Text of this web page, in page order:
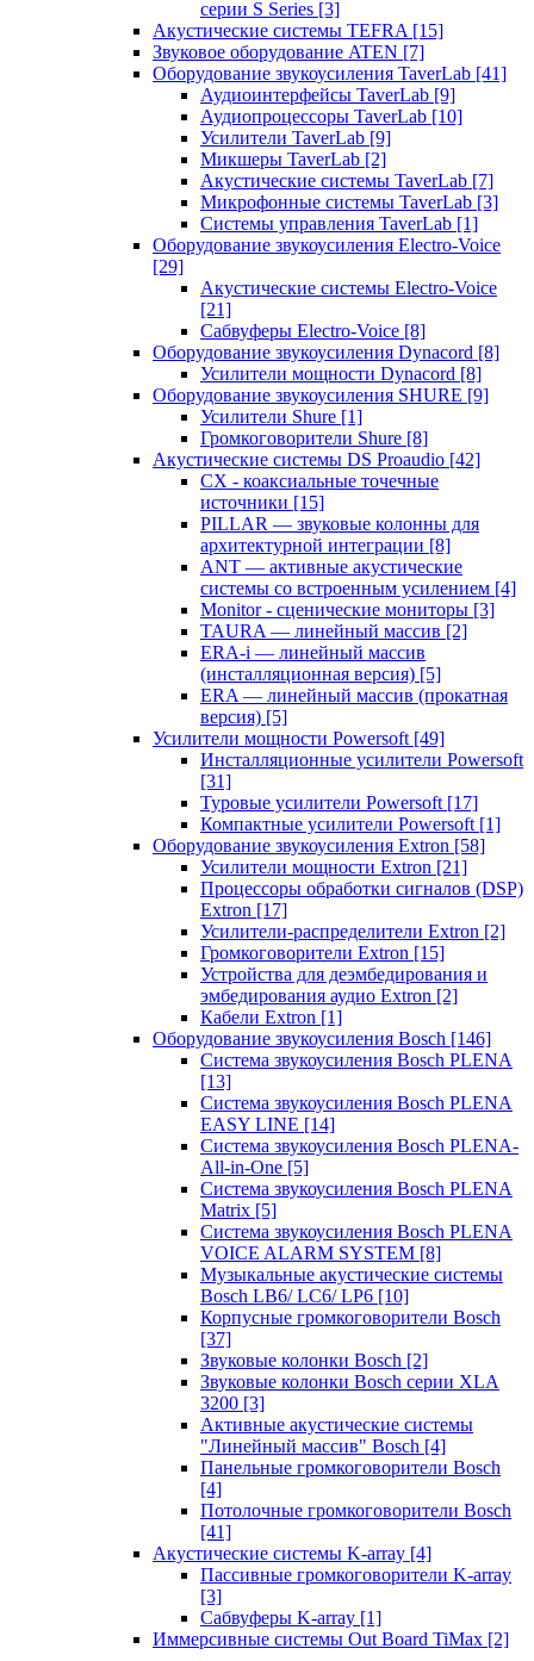
серии S Series [3]
Акустические системы TEFRA [15]
Звуковое оборудование ATEN [7]
Оборудование звукоусиления TaverLab [41]
Аудиоинтерфейсы TaverLab [9]
Аудиопроцессоры TaverLab [10]
Усилители TaverLab [9]
Микшеры TaverLab [2]
Акустические системы TaverLab [7]
Микрофонные системы TaverLab [3]
Системы управления TaverLab [1]
Оборудование звукоусиления Electro-Voice
[29]
Акустические системы Electro-Voice
[21]
Сабвуферы Electro-Voice [8]
Оборудование звукоусиления Dynacord [8]
Усилители мощности Dynacord [8]
Оборудование звукоусиления SHURE [9]
Усилители Shure [1]
Громкоговорители Shure [8]
Акустические системы DS Proaudio [42]
CX - коаксиальные точечные
источники [15]
PILLAR — звуковые колонны для
архитектурной интеграции [8]
ANT — активные акустические
системы со встроенным усилением [4]
Monitor - сценические мониторы [3]
TAURA — линейный массив [2]
ERA-i — линейный массив
(инсталляционная версия) [5]
ERA — линейный массив (прокатная
версия) [5]
Усилители мощности Powersoft [49]
Инсталляционные усилители Powersoft
[31]
Туровые усилители Powersoft [17]
Компактные усилители Powersoft [1]
Оборудование звукоусиления Extron [58]
Усилители мощности Extron [21]
Процессоры обработки сигналов (DSP)
Extron [17]
Усилители-распределители Extron [2]
Громкоговорители Extron [15]
Устройства для деэмбедирования и
эмбедирования аудио Extron [2]
Кабели Extron [1]
Оборудование звукоусиления Bosch [146]
Система звукоусиления Bosch PLENA
[13]
Система звукоусиления Bosch PLENA
EASY LINE [14]
Система звукоусиления Bosch PLENA-
All-in-One [5]
Система звукоусиления Bosch PLENA
Matrix [5]
Система звукоусиления Bosch PLENA
VOICE ALARM SYSTEM [8]
Музыкальные акустические системы
Bosch LB6/ LC6/ LP6 [10]
Корпусные громкоговорители Bosch
[37]
Звуковые колонки Bosch [2]
Звуковые колонки Bosch серии XLA
3200 [3]
Активные акустические системы
"Линейный массив" Bosch [4]
Панельные громкоговорители Bosch
[4]
Потолочные громкоговорители Bosch
[41]
Акустические системы K-array [4]
Пассивные громкоговорители K-array
[3]
Сабвуферы K-array [1]
Иммерсивные системы Out Board TiMax [2]